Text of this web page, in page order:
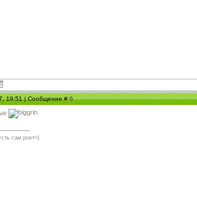
19:51 | Сообщение #6
сам роет=)